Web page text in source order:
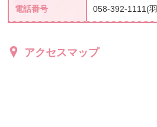
電話番号 058-392-1111(
アクセスマップ